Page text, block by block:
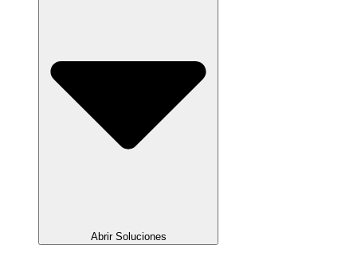
Abrir Soluciones